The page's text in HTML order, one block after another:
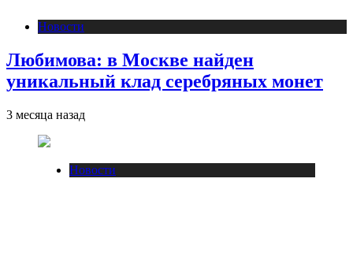
Новости
Любимова: в Москве найден
уникальный клад серебряных монет
3 месяца назад
Новости